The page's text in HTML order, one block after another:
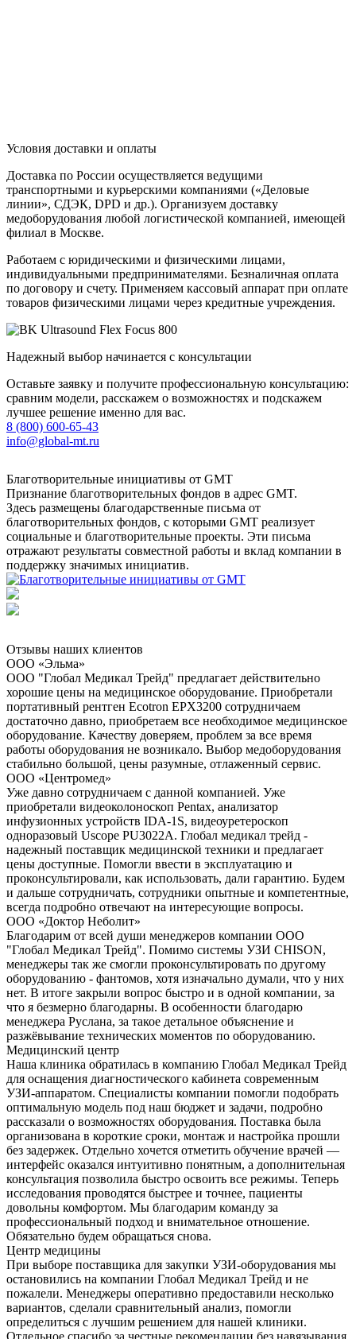
Условия доставки и оплаты
Доставка по России осуществляется ведущими
транспортными и курьерскими компаниями («Деловые
линии», СДЭК, DPD и др.). Организуем доставку
медоборудования любой логистической компанией, имеющей
филиал в Москве.
Работаем с юридическими и физическими лицами,
индивидуальными предпринимателями. Безналичная оплата
по договору и счету. Применяем кассовый аппарат при оплате
товаров физическими лицами через кредитные учреждения.
Надежный выбор начинается с консультации
Оставьте заявку и получите профессиональную консультацию:
сравним модели, расскажем о возможностях и подскажем
лучшее решение именно для вас.
8 (800) 600-65-43
info@global-mt.ru
Благотворительные инициативы от GMT
Признание благотворительных фондов в адрес GMT.
Здесь размещены благодарственные письма от
благотворительных фондов, с которыми GMT реализует
социальные и благотворительные проекты. Эти письма
отражают результаты совместной работы и вклад компании в
поддержку значимых инициатив.
Отзывы наших клиентов
ООО «Эльма»
ООО "Глобал Медикал Трейд" предлагает действительно
хорошие цены на медицинское оборудование. Приобретали
портативный рентген Ecotron EPX3200 сотрудничаем
достаточно давно, приобретаем все необходимое медицинское
оборудование. Качеству доверяем, проблем за все время
работы оборудования не возникало. Выбор медоборудования
стабильно большой, цены разумные, отлаженный сервис.
ООО «Центромед»
Уже давно сотрудничаем с данной компанией. Уже
приобретали видеоколоноскоп Pentax, анализатор
инфузионных устройств IDA-1S, видеоуретероскоп
одноразовый Uscope PU3022A. Глобал медикал трейд -
надежный поставщик медицинской техники и предлагает
цены доступные. Помогли ввести в эксплуатацию и
проконсультировали, как использовать, дали гарантию. Будем
и дальше сотрудничать, сотрудники опытные и компетентные,
всегда подробно отвечают на интересующие вопросы.
ООО «Доктор Неболит»
Благодарим от всей души менеджеров компании ООО
"Глобал Медикал Трейд". Помимо системы УЗИ CHISON,
менеджеры так же смогли проконсультировать по другому
оборудованию - фантомов, хотя изначально думали, что у них
нет. В итоге закрыли вопрос быстро и в одной компании, за
что я безмерно благодарны. В особенности благодарю
менеджера Руслана, за такое детальное объяснение и
разжёвывание технических моментов по оборудованию.
Медицинский центр
Наша клиника обратилась в компанию Глобал Медикал Трейд
для оснащения диагностического кабинета современным
УЗИ-аппаратом. Специалисты компании помогли подобрать
оптимальную модель под наш бюджет и задачи, подробно
рассказали о возможностях оборудования. Поставка была
организована в короткие сроки, монтаж и настройка прошли
без задержек. Отдельно хочется отметить обучение врачей —
интерфейс оказался интуитивно понятным, а дополнительная
консультация позволила быстро освоить все режимы. Теперь
исследования проводятся быстрее и точнее, пациенты
довольны комфортом. Мы благодарим команду за
профессиональный подход и внимательное отношение.
Обязательно будем обращаться снова.
Центр медицины
При выборе поставщика для закупки УЗИ-оборудования мы
остановились на компании Глобал Медикал Трейд и не
пожалели. Менеджеры оперативно предоставили несколько
вариантов, сделали сравнительный анализ, помогли
определиться с лучшим решением для нашей клиники.